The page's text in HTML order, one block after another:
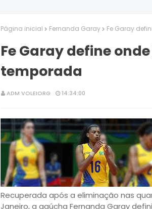
Página inicial Fernanda Garay Fe Garay
Fe Garay define
temporada
ADM VOLEIORG 14:34:00
Recuperada após a eliminação nas
Janeiro, a gaúcha Fernanda Garay